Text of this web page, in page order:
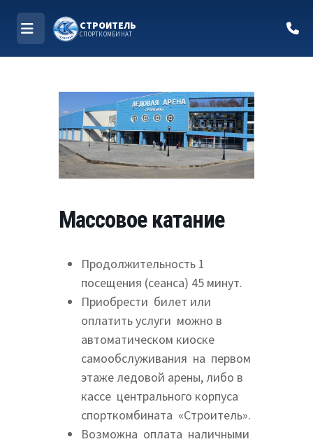
МЕНЮ
СТРОИТЕЛЬ
СПОРТКОМБИНАТ
Массовое катание
Продолжительность 1
посещения (сеанса) 45 минут.
Приобрести билет или
оплатить услуги можно в
автоматическом киоске
самообслуживания на первом
этаже ледовой арены, либо в
кассе центрального корпуса
спорткомбината «Строитель».
Возможна оплата наличными